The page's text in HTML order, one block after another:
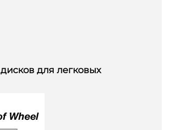
для легковых